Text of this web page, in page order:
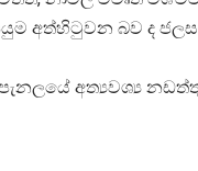
අත්හිටුවන බව ද
අත්‍යවශ්‍ය